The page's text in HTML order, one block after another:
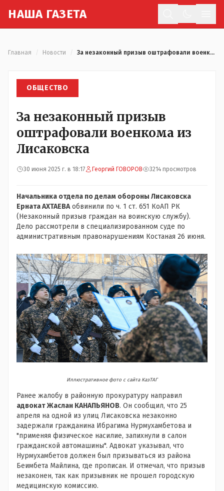
НАША ГАЗЕТА
Главная Новости За незаконный призыв оштрафовали военкома из Лисаковска
ОБЩЕСТВО
За незаконный призыв
оштрафовали военкома из
Лисаковска
30 июня 2025 г. в 18:17 Георгий ГОВОРОВ 3214 просмотров
Начальника отдела по делам обороны Лисаковска
Ерната АХТАЕВАобвинили по ч. 1 ст. 651 КоАП РК
(Незаконный призыв граждан на воинскую службу).
Дело рассмотрели в специализированном суде по
административным правонарушениям Костаная 26 июня.
Иллюстративное фото с сайта КазТАГ
Ранее жалобу в районную прокуратуру направил
адвокат Жаслан КАНАПЬЯНОВ. Он сообщил, что 25
апреля на одной из улиц Лисаковска незаконно
задержали гражданина Ибрагима Нурмухамбетова и
"применяя физическое насилие, запихнули в салон
гражданской автомашины". Адвокат указывал, что
Нурмухамбетов должен был призываться из района
Беимбета Майлина, где прописан. И отмечал, что призыв
незаконен, так как призывник не прошел городскую
медицинскую комиссию.